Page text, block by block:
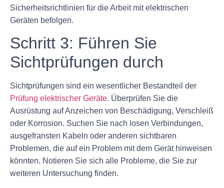
Sicherheitsrichtlinien für die Arbeit mit elektrischen
Geräten befolgen.
Schritt 3: Führen Sie
Sichtprüfungen durch
Sichtprüfungen sind ein wesentlicher Bestandteil der
Prüfung elektrischer Geräte. Überprüfen Sie die
Ausrüstung auf Anzeichen von Beschädigung, Verschleiß
oder Korrosion. Suchen Sie nach losen Verbindungen,
ausgefransten Kabeln oder anderen sichtbaren
Problemen, die auf ein Problem mit dem Gerät hinweisen
könnten. Notieren Sie sich alle Probleme, die Sie zur
weiteren Untersuchung finden.